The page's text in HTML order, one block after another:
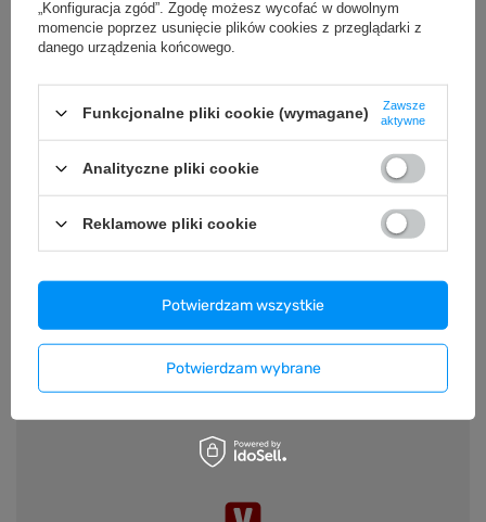
Koszulka damska standard VOYOVNIK "American
Steampunk" - żółta
64,99 zł / szt.
Koszulka damska
Tiger" - czarna
Z NASZEGO PORADNIKA
„Konfiguracja zgód”. Zgodę możesz wycofać w dowolnym
momencie poprzez usunięcie plików cookies z przeglądarki z
danego urządzenia końcowego.
Funkcjonalne pliki cookie (wymagane)
Zawsze
aktywne
Analityczne pliki cookie
Reklamowe pliki cookie
Potwierdzam wybrane
Potwierdzam wszystkie